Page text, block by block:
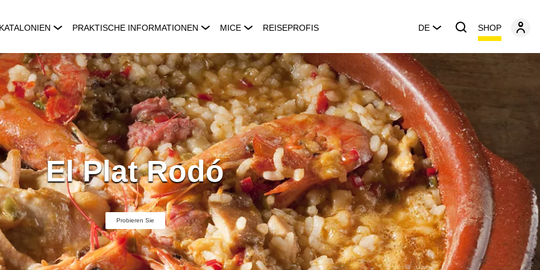
PRAKTISCHE INFORMATIONEN MICE REISEPROFIS DE SHOP
El Plat Rodó
Probieren Sie